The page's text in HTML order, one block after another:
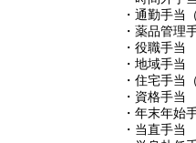
・通勤手当
・薬品管理
・役職手当
・地域手当
・住宅手当
・資格手当
・年末年始
・当直手当